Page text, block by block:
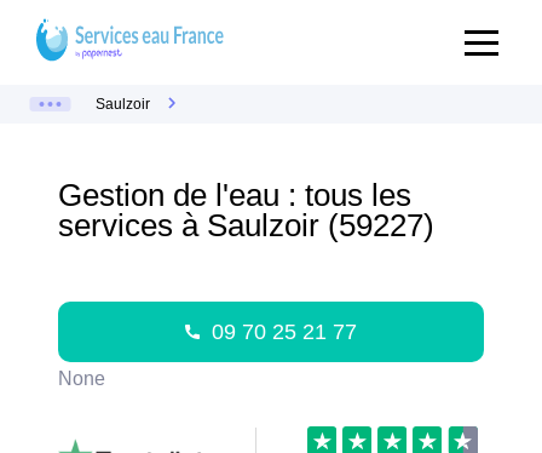
Saulzoir
Gestion de l'eau : tous les
services à Saulzoir (59227)
09 70 25 21 77
None